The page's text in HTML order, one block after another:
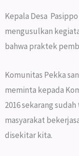
Kepala Desa
mengusulkan
bahwa praktek
Komunitas Pekka
meminta kepada
2016 sekarang
masyarakat
disekitar kita.